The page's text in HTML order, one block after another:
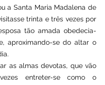
a Santa Maria Madalena de
trinta e três vezes por
tão amada obedecia-
aproximando-se do altar o
as almas devotas, que vão
entreter-se como o